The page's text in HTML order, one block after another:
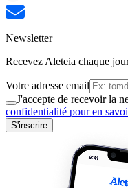
Newsletter
Recevez Aleteia chaque
Votre adresse email
J'accepte de recevoir la
confidentialité pour en
S'inscrire